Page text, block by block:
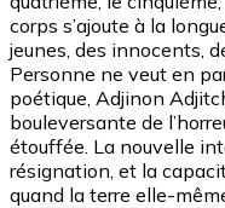
corps s’ajoute à la
jeunes, des innocents,
Personne ne veut en
poétique, Adjinon
bouleversante de
étouffée. La nouvelle
résignation, et la
quand la terre elle-